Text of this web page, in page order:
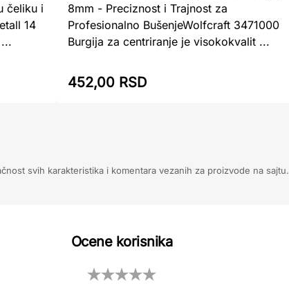
čeliku i
14
8mm - Preciznost i Trajnost za
Profesionalno BušenjeWolfcraft 3471000
Burgija za centriranje je visokokvalit ...
452,00 RSD
svih karakteristika i komentara vezanih za proizvode na sajtu.
Ocene korisnika